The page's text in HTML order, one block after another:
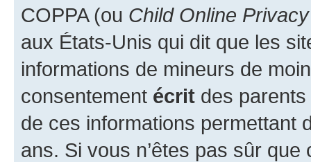
COPPA (ou Child Online
aux États-Unis qui dit que les
informations de mineurs de
consentement écrit des parents
de ces informations permettant
ans. Si vous n’êtes pas sûr